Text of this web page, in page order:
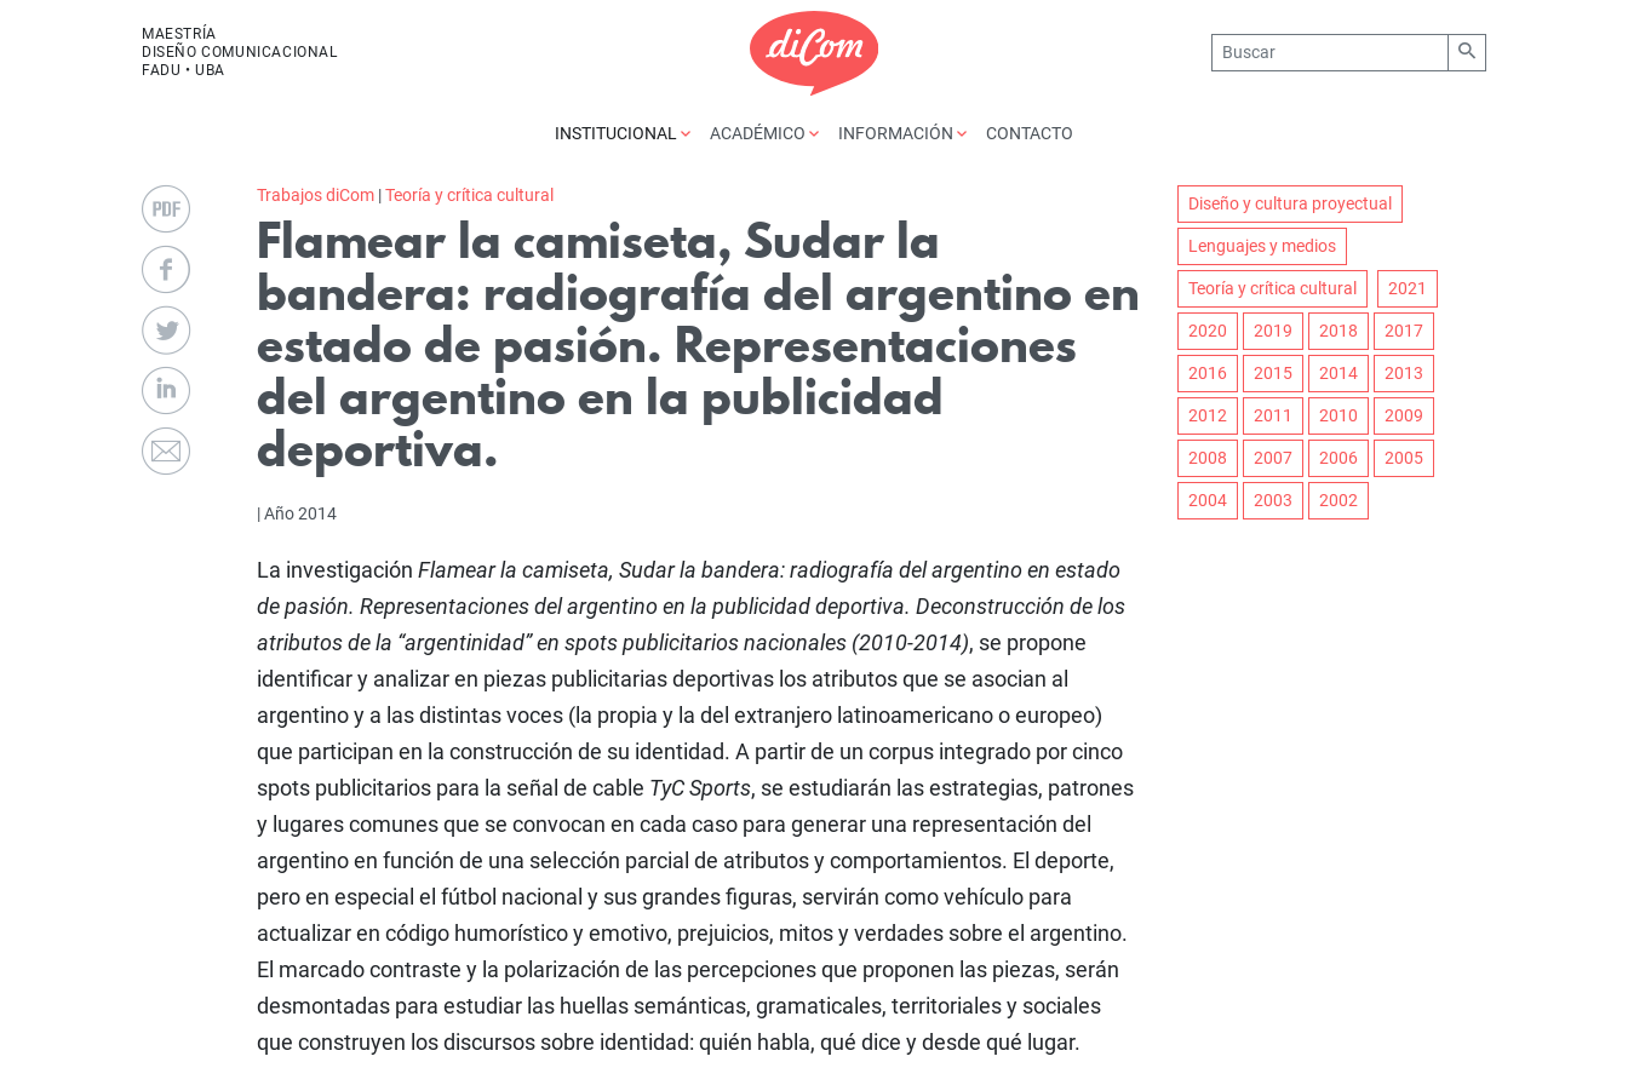
MAESTRÍA
DISEÑO COMUNICACIONAL
FADU • UBA
INSTITUCIONAL ACADÉMICO INFORMACIÓN CONTACTO
Trabajos diCom|Teoría y crítica cultural
Flamear la camiseta, Sudar la
bandera: radiografía del argentino en
estado de pasión. Representaciones
del argentino en la publicidad
deportiva.
| Año 2014
La investigación Flamear la camiseta, Sudar la bandera: radiografía del argentino en estado
de pasión. Representaciones del argentino en la publicidad deportiva. Deconstrucción de los
atributos de la “argentinidad” en spots publicitarios nacionales (2010-2014), se propone
identificar y analizar en piezas publicitarias deportivas los atributos que se asocian al
argentino y a las distintas voces (la propia y la del extranjero latinoamericano o europeo)
que participan en la construcción de su identidad. A partir de un corpus integrado por cinco
spots publicitarios para la señal de cable TyC Sports, se estudiarán las estrategias, patrones
y lugares comunes que se convocan en cada caso para generar una representación del
argentino en función de una selección parcial de atributos y comportamientos. El deporte,
pero en especial el fútbol nacional y sus grandes figuras, servirán como vehículo para
actualizar en código humorístico y emotivo, prejuicios, mitos y verdades sobre el argentino.
El marcado contraste y la polarización de las percepciones que proponen las piezas, serán
desmontadas para estudiar las huellas semánticas, gramaticales, territoriales y sociales
que construyen los discursos sobre identidad: quién habla, qué dice y desde qué lugar.
Diseño y cultura proyectual
Lenguajes y medios
Teoría y crítica cultural 2021
2020 2019 2018 2017
2016 2015 2014 2013
2012 2011 2010 2009
2008 2007 2006 2005
2004 2003 2002